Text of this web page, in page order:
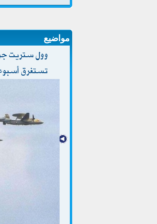
مواضيع
وول ستريت
تستغرق